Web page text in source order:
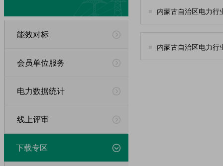
能效对标
会员单位服务
电力数据统计
线上评审
下载专区
内蒙古自治区电力行
内蒙古自治区电力行